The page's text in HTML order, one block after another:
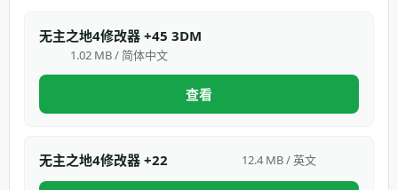
无主之地4修改器 +45 3DM
1.02 MB / 简体中文
查看
无主之地4修改器 +22 12.4 MB / 英文